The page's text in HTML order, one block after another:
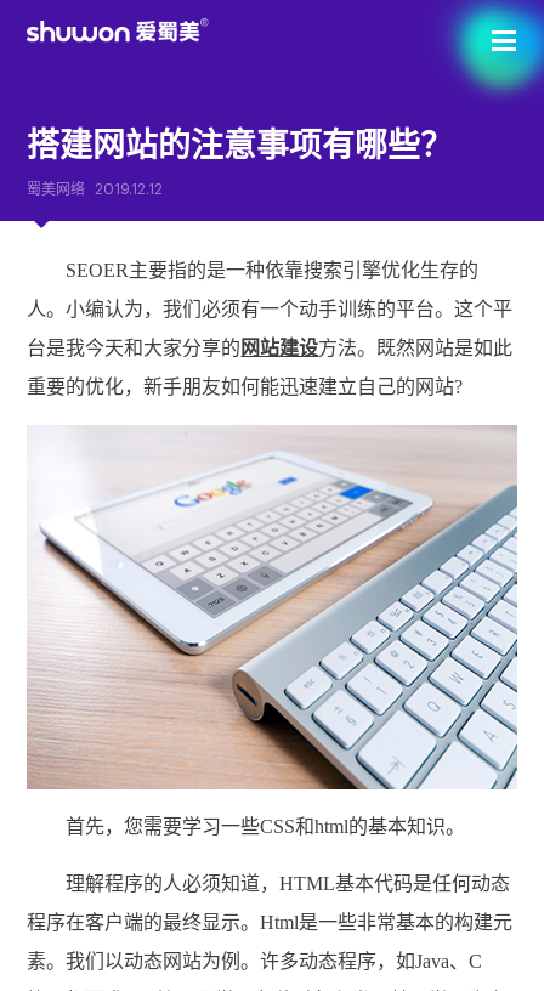
搭建网站的注意事项有哪些？
蜀美网络 2019.12.12
SEOER主要指的是一种依靠搜索引擎优化生存的
人。小编认为，我们必须有一个动手训练的平台。这个平
台是我今天和大家分享的 网站建设方法。既然网站是如此
重要的优化，新手朋友如何能迅速建立自己的网站?
首先，您需要学习一些CSS和html的基本知识。
理解程序的人必须知道，HTML基本代码是任何动态
程序在客户端的最终显示。Html是一些非常基本的构建元
素。我们以动态网站为例。许多动态程序，如Java、C